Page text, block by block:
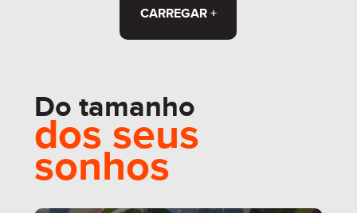
CARREGAR +
Do tamanho
dos seus
sonhos